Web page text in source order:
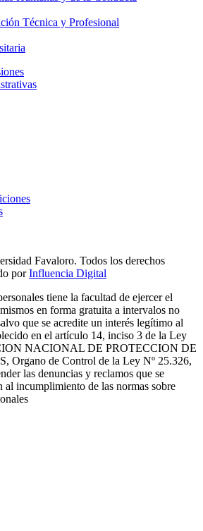
Técnica y Profesional
Favaloro. Todos los derechos
porInfluencia Digital
tiene la facultad de ejercer el
en forma gratuita a intervalos no
que se acredite un interés legítimo al
en el artículo 14, inciso 3 de la Ley
NACIONAL DE PROTECCION DE
Organo de Control de la Ley Nº 25.326,
las denuncias y reclamos que se
al incumplimiento de las normas sobre